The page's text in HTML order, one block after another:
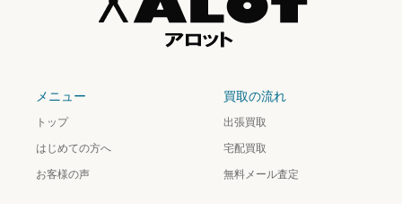
メニュー
トップ
はじめての方へ
お客様の声
買取の流れ
出張買取
宅配買取
無料メール査定